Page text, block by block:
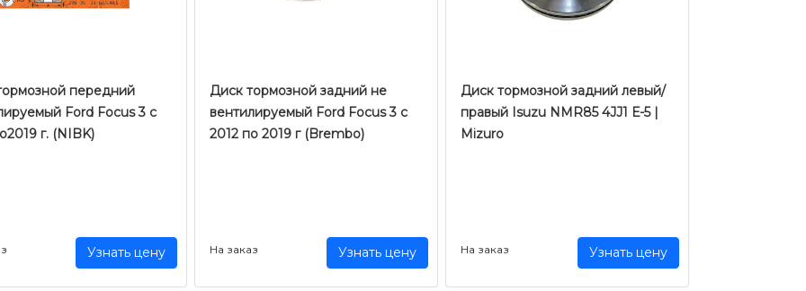
передний
Ford Focus 3 с
г. (NIBK)
Узнать цену
Диск тормозной задний не
вентилируемый Ford Focus 3 c
2012 по 2019 г (Brembo)
На заказ Узнать цену
Диск тормозной задний левый/
правый Isuzu NMR85 4JJ1 Е-5 |
Mizuro
На заказ Узнать цену